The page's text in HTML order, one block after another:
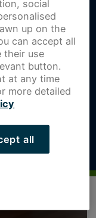
social
up on the
can accept all
their use
button.
at any time
more detailed
all